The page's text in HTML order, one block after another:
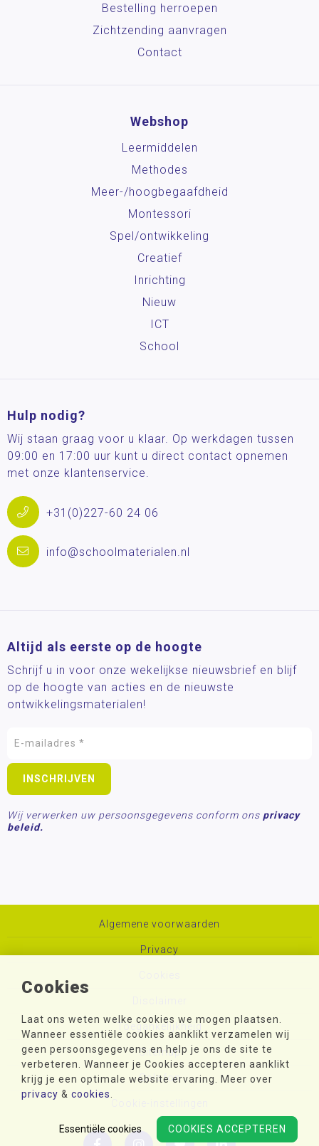
Cookies
Laat ons weten welke cookies we mogen plaatsen.
Wanneer essentiële cookies aanklikt verzamelen wij
geen persoonsgegevens en help je ons de site te
verbeteren. Wanneer je Cookies accepteren aanklikt
krijg je een optimale website ervaring. Meer over
privacy & cookies
COOKIES ACCEPTEREN
Essentiële cookies
Bestelling herroepen
Zichtzending aanvragen
Contact
Webshop
Leermiddelen
Methodes
Meer-/hoog­begaafdheid
Montessori
Spel/ontwikkeling
Creatief
Inrichting
Nieuw
ICT
School
Hulp nodig?
Wij staan graag voor u klaar. Op werkdagen tussen
09:00 en 17:00 uur kunt u direct contact opnemen
met onze klantenservice.
+31(0)227-60 24 06
info@schoolmaterialen.nl
Altijd als eerste op de hoogte
Schrijf u in voor onze wekelijkse nieuwsbrief en blijf
op de hoogte van acties en de nieuwste
ontwikkelingsmaterialen!
Wij verwerken uw persoonsgegevens conform ons privacy
beleid.
Algemene voorwaarden
Privacy
Toegankelijkheid
Sitemap
Colofon